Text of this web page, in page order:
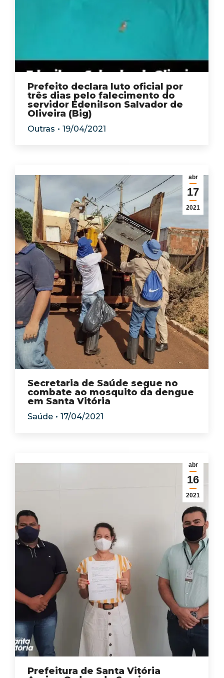
Prefeito declara luto oficial por
três dias pelo falecimento do
servidor Edenilson Salvador de
Oliveira (Big)
Outras 19/04/2021
abr
17
2021
Secretaria de Saúde segue no
combate ao mosquito da dengue
em Santa Vitória
Saúde 17/04/2021
abr
16
2021
Prefeitura de Santa Vitória